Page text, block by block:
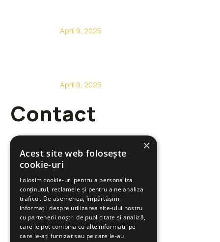
April 9, 2025
April 9, 2025
Contact
+40 722 485 717
info@pegydom.ro
Str. VI - a, Nr.523 307370
Sacalaz jud. Timis, Romania
×
Acest site web folosește
cookie-uri
Folosim cookie-uri pentru a personaliza
conținutul, reclamele și pentru a ne analiza
traficul. De asemenea, împărtășim
informații despre utilizarea site-ului nostru
cu partenerii noștri de publicitate și analiză,
care le pot combina cu alte informații pe
care le-ați furnizat sau pe care le-au